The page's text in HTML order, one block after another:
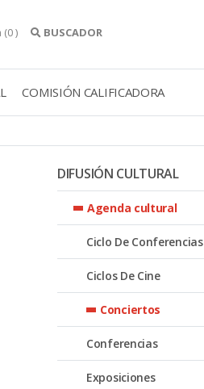
(0 ) BUSCADOR
COMISIÓN CALIFICADORA
DIFUSIÓN CULTURAL
Agenda cultural
Ciclo De Conferencias
Ciclos De Cine
Conciertos
Conferencias
Exposiciones